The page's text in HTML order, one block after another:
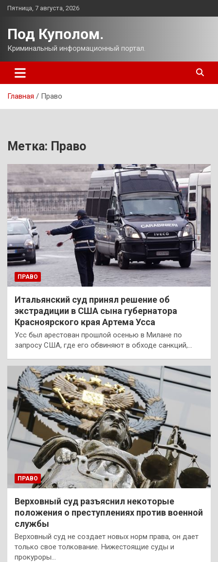
Перейти
Пятница, 7 августа, 2026
Под Куполом.
Криминальный информационный портал.
Главная Право
Метка: Право
ПРАВО
Итальянский суд принял решение об
экстрадиции в США сына губернатора
Красноярского края Артема Усса
Усс был арестован прошлой осенью в Милане по
запросу США, где его обвиняют в обходе санкций,…
ПРАВО
Верховный суд разъяснил некоторые
положения о преступлениях против военной
службы
Верховный суд не создает новых норм права, он дает
только свое толкование. Нижестоящие суды и
прокуроры…